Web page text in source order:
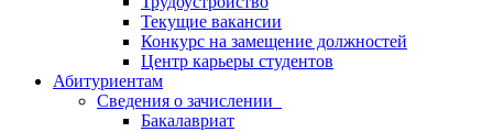
Текущие вакансии
Конкурс на замещение должностей
Центр карьеры студентов
Абитуриентам
Сведения о зачислении
Бакалавриат